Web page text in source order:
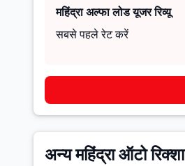
महिंद्रा अल्फा लोडयूजर रिव्यू
सबसे पहले रेट करें
अन्य महिंद्रा ऑटो रिक्शा